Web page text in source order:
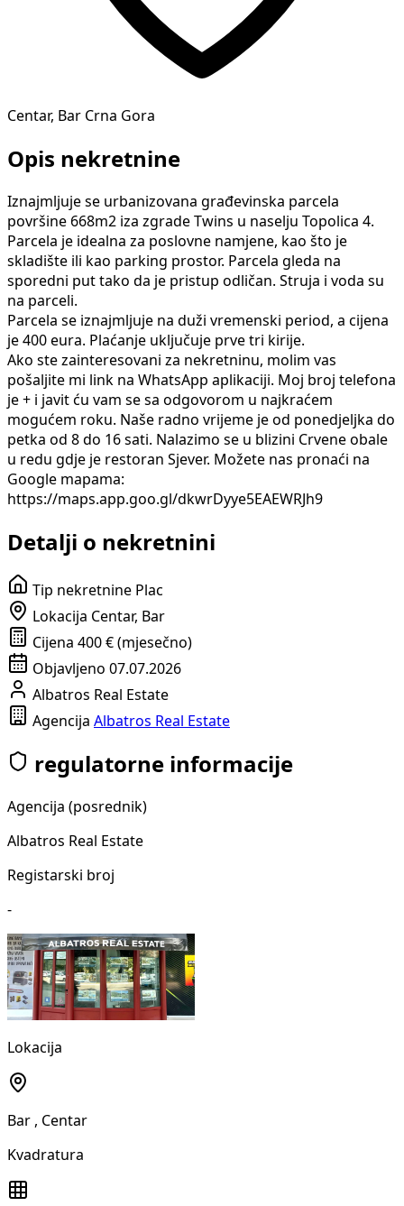
Centar, Bar Crna Gora
Opis nekretnine
Iznajmljuje se urbanizovana građevinska parcela
površine 668m2 iza zgrade Twins u naselju Topolica 4.
Parcela je idealna za poslovne namjene, kao što je
skladište ili kao parking prostor. Parcela gleda na
sporedni put tako da je pristup odličan. Struja i voda su
na parceli.
Parcela se iznajmljuje na duži vremenski period, a cijena
je 400 eura. Plaćanje uključuje prve tri kirije.
Ako ste zainteresovani za nekretninu, molim vas
pošaljite mi link na WhatsApp aplikaciji. Moj broj telefona
je + i javit ću vam se sa odgovorom u najkraćem
mogućem roku. Naše radno vrijeme je od ponedjeljka do
petka od 8 do 16 sati. Nalazimo se u blizini Crvene obale
u redu gdje je restoran Sjever. Možete nas pronaći na
Google mapama:
https://maps.app.goo.gl/dkwrDyye5EAEWRJh9
Detalji o nekretnini
Tip nekretnine Plac
Lokacija Centar, Bar
Cijena 400 € (mjesečno)
Objavljeno 07.07.2026
Albatros Real Estate
Agencija Albatros Real Estate
regulatorne informacije
Agencija (posrednik)
Albatros Real Estate
Registarski broj
-
Lokacija
Bar , Centar
Kvadratura